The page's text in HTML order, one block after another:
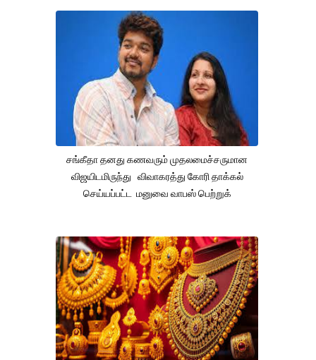
சங்கீதா தனது கணவரும் முதலமைச்சருமான
விஜயிடமிருந்து விவாகரத்து கோரி தாக்கல்
செய்யப்பட்ட மனுவை வாபஸ் பெற்றுக்